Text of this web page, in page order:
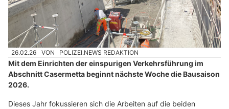
26.02.26 VON POLIZEI.NEWS REDAKTION
Mit dem Einrichten der einspurigen Verkehrsführung im
Abschnitt Casermetta beginnt nächste Woche die Bausaison
2026.
Dieses Jahr fokussieren sich die Arbeiten auf die beiden